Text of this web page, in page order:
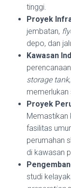
tinggi.
Proyek
jembatan,
depo, dan
Kawasan
storage tank
memerlukan
Proyek
Memastikan
fasilitas
perumahan
di kawasan
studi